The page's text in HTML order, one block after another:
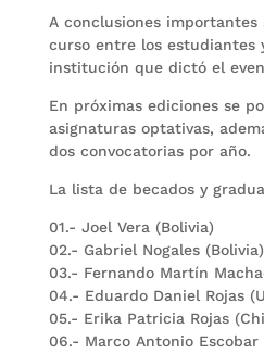
A conclusiones importantes
curso entre los estudiantes
institución que dictó el
En próximas ediciones se
asignaturas optativas,
dos convocatorias por año.
La lista de becados y
01.- Joel Vera (Bolivia)
02.- Gabriel Nogales (Bolivia)
03.- Fernando Martín
04.- Eduardo Daniel Rojas
05.- Erika Patricia Rojas
06.- Marco Antonio Escobar